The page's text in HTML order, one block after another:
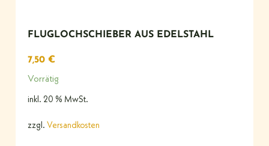
FLUGLOCHSCHIEBER AUS EDELSTAHL
7,50 €
Vorrätig
inkl. 20 % MwSt.
zzgl. Versandkosten